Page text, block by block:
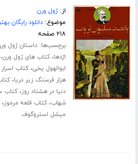
از:ژول ورن
موضوع:دانلود رایگان
۲۱۸ صفحه
برچسب‌ها:داستان ژول
اژدها،کتاب های ژول ورن
ابوالهول یخی،کتاب
هزار فرسنگ زیر دریا،
دنیا در هشتاد روز،کتاب
شهاب،کتاب قلعه مرموز،
میشل استروگوف